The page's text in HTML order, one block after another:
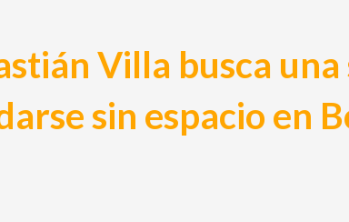
Villa busca
sin espacio en